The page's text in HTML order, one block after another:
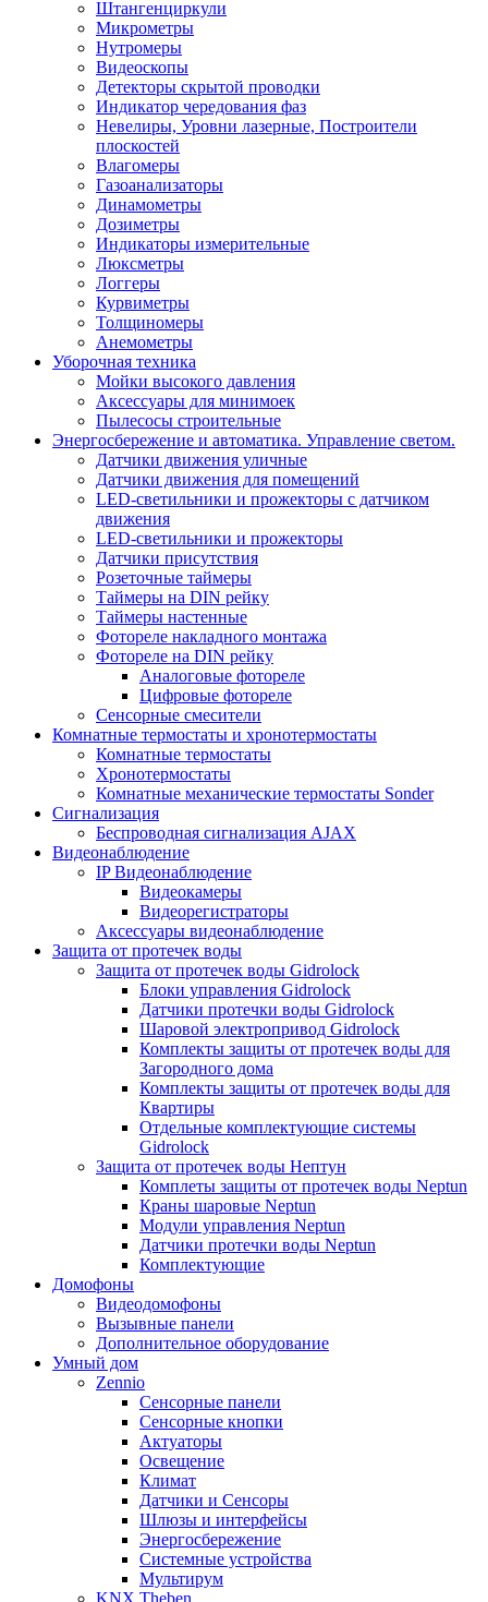
Штангенциркули
Микрометры
Нутромеры
Видеоскопы
Детекторы скрытой проводки
Индикатор чередования фаз
Невелиры, Уровни лазерные, Построители
плоскостей
Влагомеры
Газоанализаторы
Динамометры
Дозиметры
Индикаторы измерительные
Люксметры
Логгеры
Курвиметры
Толщиномеры
Анемометры
Уборочная техника
Мойки высокого давления
Аксессуары для минимоек
Пылесосы строительные
Энергосбережение и автоматика. Управление светом.
Датчики движения уличные
Датчики движения для помещений
LED-светильники и прожекторы с датчиком
движения
LED-светильники и прожекторы
Датчики присутствия
Розеточные таймеры
Таймеры на DIN рейку
Таймеры настенные
Фотореле накладного монтажа
Фотореле на DIN рейку
Аналоговые фотореле
Цифровые фотореле
Сенсорные смесители
Комнатные термостаты и хронотермостаты
Комнатные термостаты
Хронотермостаты
Комнатные механические термостаты Sonder
Сигнализация
Беспроводная сигнализация AJAX
Видеонаблюдение
IP Видеонаблюдение
Видеокамеры
Видеорегистраторы
Аксессуары видеонаблюдение
Защита от протечек воды
Защита от протечек воды Gidrolock
Блоки управления Gidrolock
Датчики протечки воды Gidrolock
Шаровой электропривод Gidrolock
Комплекты защиты от протечек воды для
Загородного дома
Комплекты защиты от протечек воды для
Квартиры
Отдельные комплектующие системы
Gidrolock
Защита от протечек воды Нептун
Комплеты защиты от протечек воды Neptun
Краны шаровые Neptun
Модули управления Neptun
Датчики протечки воды Neptun
Комплектующие
Домофоны
Видеодомофоны
Вызывные панели
Дополнительное оборудование
Умный дом
Zennio
Сенсорные панели
Сенсорные кнопки
Актуаторы
Освещение
Климат
Датчики и Сенсоры
Шлюзы и интерфейсы
Энергосбережение
Системные устройства
Мультирум
KNX Theben